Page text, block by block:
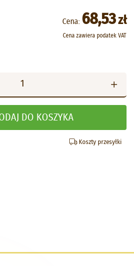
Cena: 68,53zł
Cena zawiera podatek VAT
DO KOSZYKA
Koszty przesyłki